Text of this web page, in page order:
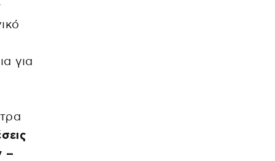
για
–